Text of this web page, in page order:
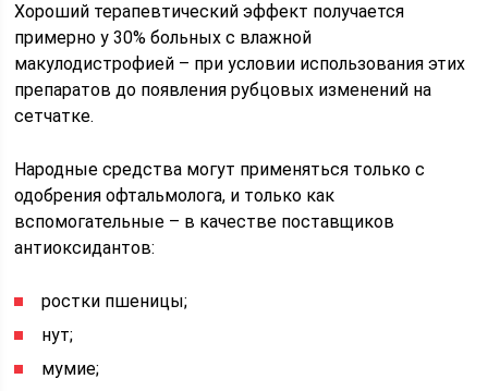
Хороший терапевтический эффект получается
примерно у 30% больных с влажной
макулодистрофией – при условии использования этих
препаратов до появления рубцовых изменений на
сетчатке.
Народные средства могут применяться только с
одобрения офтальмолога, и только как
вспомогательные – в качестве поставщиков
антиоксидантов:
ростки пшеницы;
нут;
мумие;